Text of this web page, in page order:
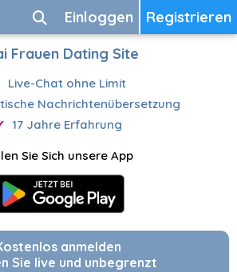
Registrieren
Einloggen
Frauen Dating Site
Live-Chat ohne Limit
Nachrichtenübersetzung
17 Jahre Erfahrung
Sie Sich unsere App
anmelden
Sie live und unbegrenzt